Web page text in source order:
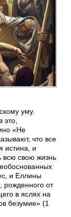
уму.
это,
«Не
что все
истина, и
всю свою жизнь
и Еллины
рожденного от
в яслях на
безумие» (1